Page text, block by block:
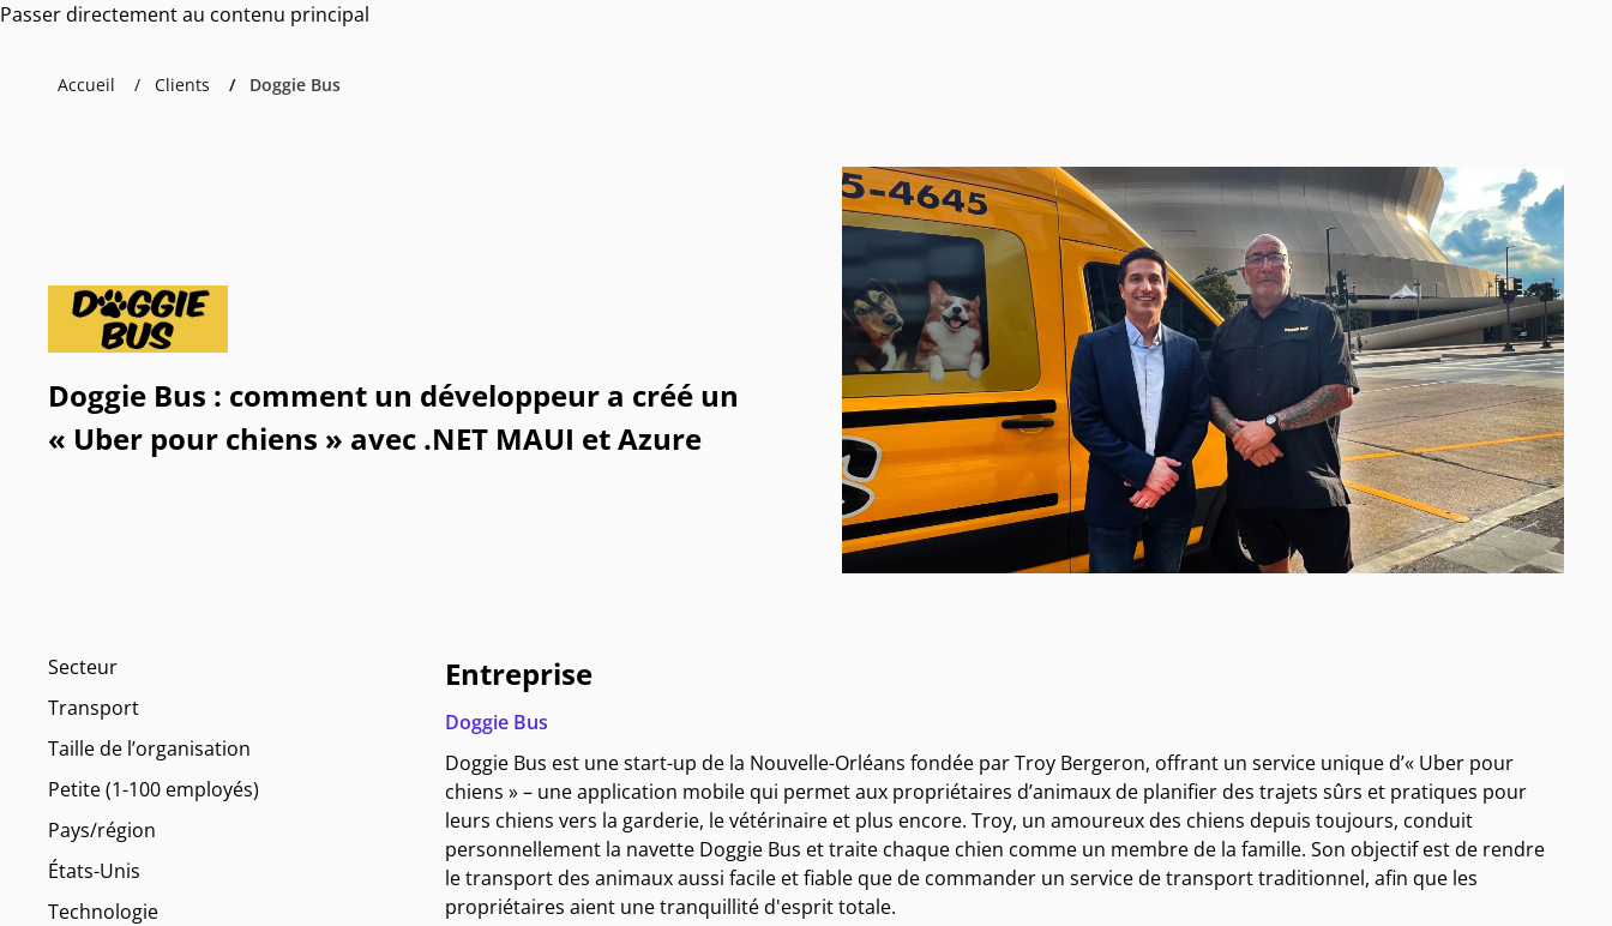
Passer directement au contenu principal
Accueil Clients Doggie Bus
Doggie Bus : comment un développeur a créé un
« Uber pour chiens » avec .NET MAUI et Azure
Secteur
Transport
Taille de l’organisation
Petite (1-100 employés)
Pays/région
États-Unis
Technologie
Entreprise
Doggie Bus
Doggie Bus est une start-up de la Nouvelle-Orléans fondée par Troy Bergeron, offrant un service unique d’« Uber pour
chiens » – une application mobile qui permet aux propriétaires d’animaux de planifier des trajets sûrs et pratiques pour
leurs chiens vers la garderie, le vétérinaire et plus encore. Troy, un amoureux des chiens depuis toujours, conduit
personnellement la navette Doggie Bus et traite chaque chien comme un membre de la famille. Son objectif est de rendre
le transport des animaux aussi facile et fiable que de commander un service de transport traditionnel, afin que les
propriétaires aient une tranquillité d'esprit totale.